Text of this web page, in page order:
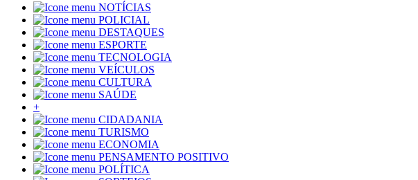
NOTÍCIAS
POLICIAL
DESTAQUES
ESPORTE
TECNOLOGIA
VEÍCULOS
CULTURA
SAÚDE
+
CIDADANIA
TURISMO
ECONOMIA
PENSAMENTO POSITIVO
POLÍTICA